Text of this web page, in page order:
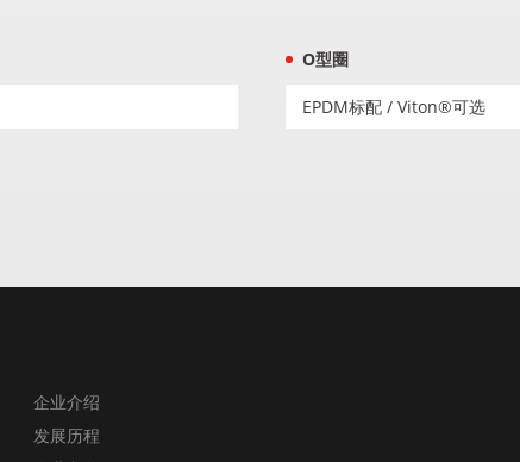
O型圈
EPDM标配 / Viton®可选
企业介绍
发展历程